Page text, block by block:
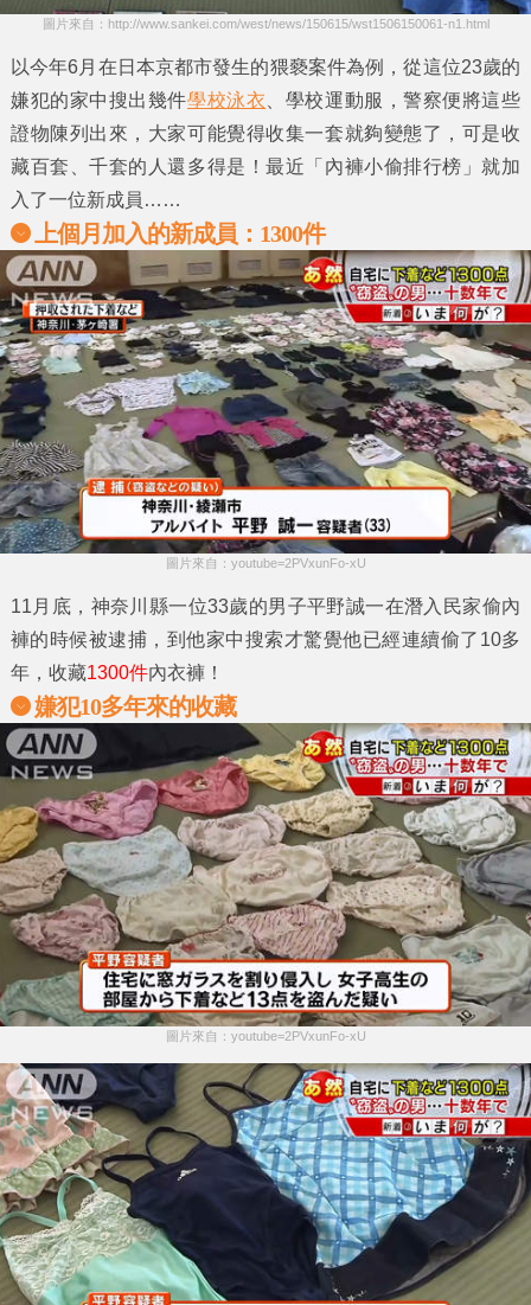
圖片來自：http://www.sankei.com/west/news/150615/wst1506150061-n1.html
以今年6月在日本京都市發生的猥褻案件為例，從這位23歲的
嫌犯的家中搜出幾件學校泳衣 、學校運動服，警察便將這些
證物陳列出來，大家可能覺得收集一套就夠變態了，可是收
藏百套、千套的人還多得是！最近 「內褲小偷排行榜」 就加
入了一位新成員……
上個月加入的新成員：1300件
圖片來自：youtube=2PVxunFo-xU
11月底，神奈川縣一位33歲的男子平野誠一在潛入民家偷內
褲的時候被逮捕，到他家中搜索才驚覺他已經連續偷了10多
年，收藏1300件內衣褲！
嫌犯10多年來的收藏
圖片來自：youtube=2PVxunFo-xU